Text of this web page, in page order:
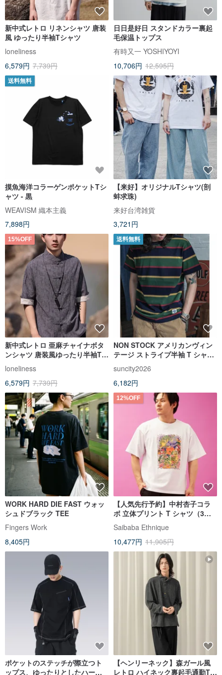
新中式レトロ リネンシャツ 唐装
風 ゆったり半袖Tシャツ
loneliness
6,579円 7,739円
日日是好日 スタンドカラー裏起
毛保温トップス
有時又一 YOSHIYOYI
10,706円 12,595円
送料無料
摸魚海洋コラーゲンポケットTシ
ャツ - 黒
WEAVISM 織本主義
7,898円
【来好】オリジナルTシャツ(剖
蚌求珠)
来好台湾雑貨
3,721円
15%OFF
新中式レトロ 亜麻チャイナボタ
ンシャツ 唐装風ゆったり半袖Tシ
ャツ
loneliness
6,579円 7,739円
送料無料
NON STOCK アメリカンヴィン
テージ ストライプ半袖 T シャツ
280g ピュアコットン クラシック
で快適な T シャツ
suncity2026
6,182円
WORK HARD DIE FAST ウォッ
シュドブラック TEE
Fingers Work
8,405円
12%OFF
【人気先行予約】中村杏子コラ
ボ 立体プリント T シャツ（3
色）7CA-6201
Saibaba Ethnique
10,477円 11,905円
ポケットのステッチが際立つト
ップス、ゆったりとしたハーフ
【ヘンリーネック】森ガール風
レトロ ハイネック裏起毛通勤Tシ